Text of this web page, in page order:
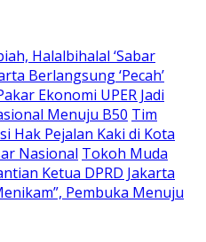
Halalbihalal ‘Sabar
Berlangsung ‘Pecah’
Ekonomi UPER Jadi
Menuju B50 Tim
Hak Pejalan Kaki di Kota
Nasional Tokoh Muda
Ketua DPRD Jakarta
Pembuka Menuju